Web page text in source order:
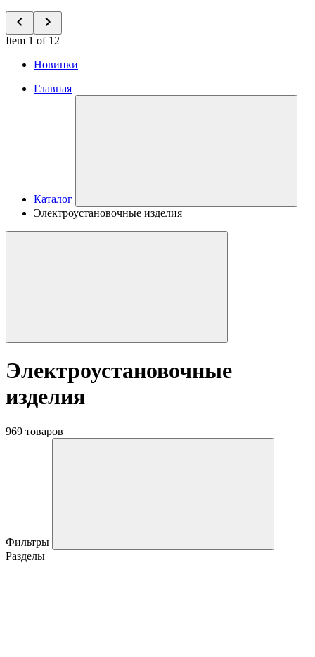
Item 1 of 12
Новинки
Главная
Каталог
Электроустановочные изделия
Электроустановочные
изделия
969 товаров
Фильтры
Разделы